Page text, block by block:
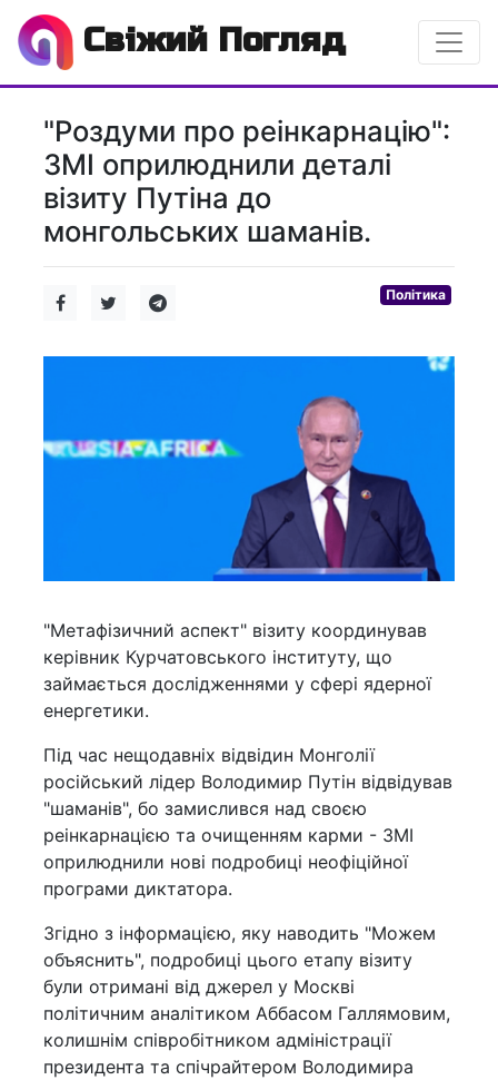
Свіжий Погляд
"Роздуми про реінкарнацію":
ЗМІ оприлюднили деталі
візиту Путіна до
монгольських шаманів.
Політика
"Метафізичний аспект" візиту координував
керівник Курчатовського інституту, що
займається дослідженнями у сфері ядерної
енергетики.
Під час нещодавніх відвідин Монголії
російський лідер Володимир Путін відвідував
"шаманів", бо замислився над своєю
реінкарнацією та очищенням карми - ЗМІ
оприлюднили нові подробиці неофіційної
програми диктатора.
Згідно з інформацією, яку наводить "Можем
объяснить", подробиці цього етапу візиту
були отримані від джерел у Москві
політичним аналітиком Аббасом Галлямовим,
колишнім співробітником адміністрації
президента та спічрайтером Володимира